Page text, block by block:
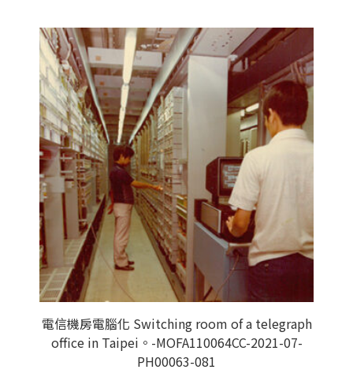
電信機房電腦化 Switching room of a telegraph
office in Taipei。-MOFA110064CC-2021-07-
PH00063-081